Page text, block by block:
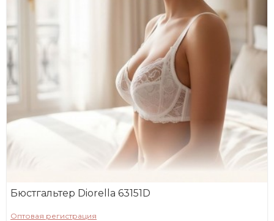
Бюстгальтер Diorella 63151D
Оптовая регистрация